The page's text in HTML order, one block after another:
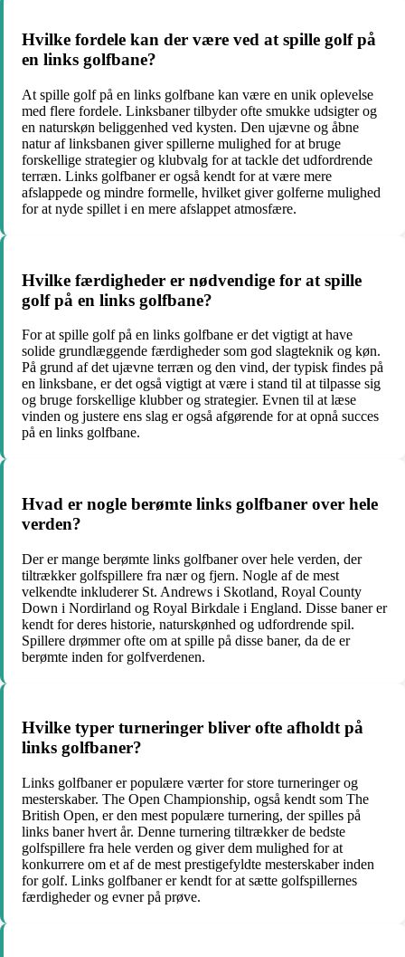
Hvilke fordele kan der være ved at spille golf på
en links golfbane?
At spille golf på en links golfbane kan være en unik oplevelse
med flere fordele. Linksbaner tilbyder ofte smukke udsigter og
en naturskøn beliggenhed ved kysten. Den ujævne og åbne
natur af linksbanen giver spillerne mulighed for at bruge
forskellige strategier og klubvalg for at tackle det udfordrende
terræn. Links golfbaner er også kendt for at være mere
afslappede og mindre formelle, hvilket giver golferne mulighed
for at nyde spillet i en mere afslappet atmosfære.
Hvilke færdigheder er nødvendige for at spille
golf på en links golfbane?
For at spille golf på en links golfbane er det vigtigt at have
solide grundlæggende færdigheder som god slagteknik og køn.
På grund af det ujævne terræn og den vind, der typisk findes på
en linksbane, er det også vigtigt at være i stand til at tilpasse sig
og bruge forskellige klubber og strategier. Evnen til at læse
vinden og justere ens slag er også afgørende for at opnå succes
på en links golfbane.
Hvad er nogle berømte links golfbaner over hele
verden?
Der er mange berømte links golfbaner over hele verden, der
tiltrækker golfspillere fra nær og fjern. Nogle af de mest
velkendte inkluderer St. Andrews i Skotland, Royal County
Down i Nordirland og Royal Birkdale i England. Disse baner er
kendt for deres historie, naturskønhed og udfordrende spil.
Spillere drømmer ofte om at spille på disse baner, da de er
berømte inden for golfverdenen.
Hvilke typer turneringer bliver ofte afholdt på
links golfbaner?
Links golfbaner er populære værter for store turneringer og
mesterskaber. The Open Championship, også kendt som The
British Open, er den mest populære turnering, der spilles på
links baner hvert år. Denne turnering tiltrækker de bedste
golfspillere fra hele verden og giver dem mulighed for at
konkurrere om et af de mest prestigefyldte mesterskaber inden
for golf. Links golfbaner er kendt for at sætte golfspillernes
færdigheder og evner på prøve.